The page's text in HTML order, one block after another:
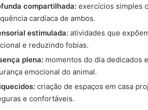
compartilhada: exercícios simples
cardíaca de ambos.
estimulada: atividades que
e reduzindo fobias.
plena: momentos do dia dedicados
emocional do animal.
criação de espaços em casa
e confortáveis.